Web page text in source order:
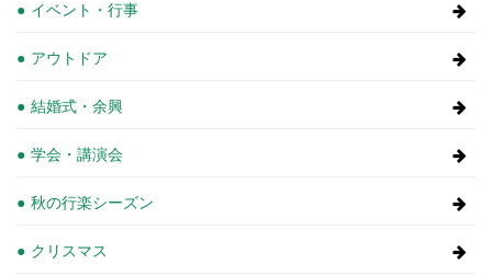
イベント・行事
アウトドア
結婚式・余興
学会・講演会
秋の行楽シーズン
クリスマス